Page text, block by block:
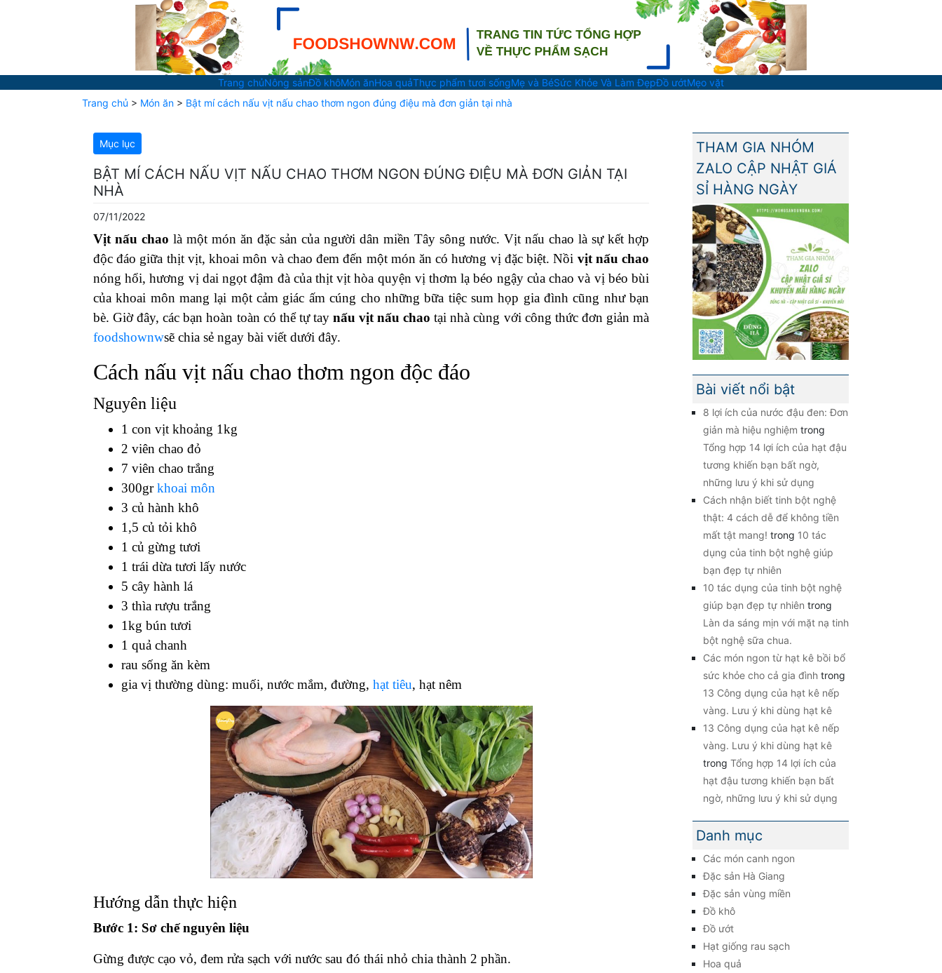
Trang chủNông sảnĐồ khôMón ănHoa quảThực phẩm tươi sốngMẹ và BéSức Khỏe Và Làm ĐẹpĐồ ướtMẹo vặt
Trang chủ > Món ăn > Bật mí cách nấu vịt nấu chao thơm ngon đúng điệu mà đơn giản tại nhà
Mục lục
BẬT MÍ CÁCH NẤU VỊT NẤU CHAO THƠM NGON ĐÚNG ĐIỆU MÀ ĐƠN GIẢN TẠI
NHÀ
07/11/2022
Vịt nấu chao là một món ăn đặc sản của người dân miền Tây sông nước. Vịt nấu chao là sự kết hợp
độc đáo giữa thịt vịt, khoai môn và chao đem đến một món ăn có hương vị đặc biệt. Nồi vịt nấu chao
nóng hổi, hương vị dai ngọt đậm đà của thịt vịt hòa quyện vị thơm lạ béo ngậy của chao và vị béo bùi
của khoai môn mang lại một cảm giác ấm cúng cho những bữa tiệc sum họp gia đình cũng như bạn
bè. Giờ đây, các bạn hoàn toàn có thể tự tay nấu vịt nấu chao tại nhà cùng với công thức đơn giản mà
foodshownwsẽ chia sẻ ngay bài viết dưới đây.
Cách nấu vịt nấu chao thơm ngon độc đáo
Nguyên liệu
1 con vịt khoảng 1kg
2 viên chao đỏ
7 viên chao trắng
300grkhoai môn
3 củ hành khô
1,5 củ tỏi khô
1 củ gừng tươi
1 trái dừa tươi lấy nước
5 cây hành lá
3 thìa rượu trắng
1kg bún tươi
1 quả chanh
rau sống ăn kèm
gia vị thường dùng: muối, nước mắm, đường, hạt tiêu, hạt nêm
Hướng dẫn thực hiện
Bước 1: Sơ chế nguyên liệu
Gừng được cạo vỏ, đem rửa sạch với nước sau đó thái nhỏ chia thành 2 phần.
THAM GIA NHÓM
ZALO CẬP NHẬT GIÁ
SỈ HÀNG NGÀY
Bài viết nổi bật
8 lợi ích của nước đậu đen: Đơn
giản mà hiệu nghiệm trong
Tổng hợp 14 lợi ích của hạt đậu
tương khiến bạn bất ngờ,
những lưu ý khi sử dụng
Cách nhận biết tinh bột nghệ
thật: 4 cách dễ để không tiền
mất tật mang! trong 10 tác
dụng của tinh bột nghệ giúp
bạn đẹp tự nhiên
10 tác dụng của tinh bột nghệ
giúp bạn đẹp tự nhiên trong
Làn da sáng mịn với mặt nạ tinh
bột nghệ sữa chua.
Các món ngon từ hạt kê bồi bổ
sức khỏe cho cả gia đình trong
13 Công dụng của hạt kê nếp
vàng. Lưu ý khi dùng hạt kê
13 Công dụng của hạt kê nếp
vàng. Lưu ý khi dùng hạt kê
trong Tổng hợp 14 lợi ích của
hạt đậu tương khiến bạn bất
ngờ, những lưu ý khi sử dụng
Danh mục
Các món canh ngon
Đặc sản Hà Giang
Đặc sản vùng miền
Đồ khô
Đồ ướt
Hạt giống rau sạch
Hoa quả